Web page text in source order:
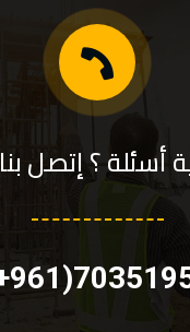
أسئلة ؟ إتصل بنا